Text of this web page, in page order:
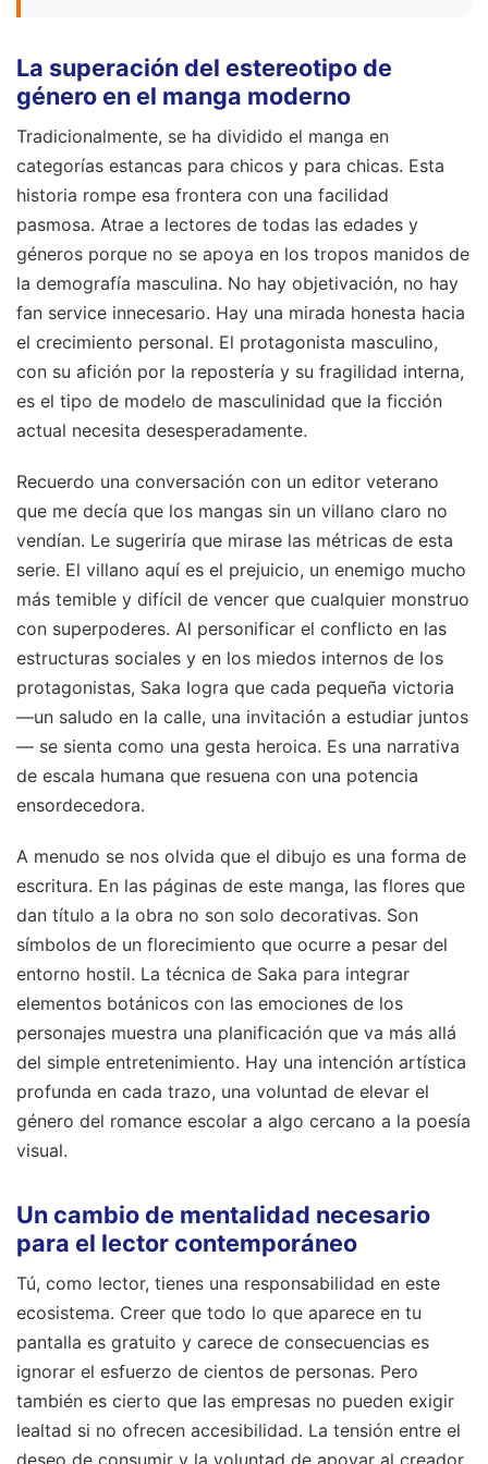
La superación del estereotipo de
género en el manga moderno
Tradicionalmente, se ha dividido el manga en
categorías estancas para chicos y para chicas. Esta
historia rompe esa frontera con una facilidad
pasmosa. Atrae a lectores de todas las edades y
géneros porque no se apoya en los tropos manidos de
la demografía masculina. No hay objetivación, no hay
fan service innecesario. Hay una mirada honesta hacia
el crecimiento personal. El protagonista masculino,
con su afición por la repostería y su fragilidad interna,
es el tipo de modelo de masculinidad que la ficción
actual necesita desesperadamente.
Recuerdo una conversación con un editor veterano
que me decía que los mangas sin un villano claro no
vendían. Le sugeriría que mirase las métricas de esta
serie. El villano aquí es el prejuicio, un enemigo mucho
más temible y difícil de vencer que cualquier monstruo
con superpoderes. Al personificar el conflicto en las
estructuras sociales y en los miedos internos de los
protagonistas, Saka logra que cada pequeña victoria
—un saludo en la calle, una invitación a estudiar juntos
— se sienta como una gesta heroica. Es una narrativa
de escala humana que resuena con una potencia
ensordecedora.
A menudo se nos olvida que el dibujo es una forma de
escritura. En las páginas de este manga, las flores que
dan título a la obra no son solo decorativas. Son
símbolos de un florecimiento que ocurre a pesar del
entorno hostil. La técnica de Saka para integrar
elementos botánicos con las emociones de los
personajes muestra una planificación que va más allá
del simple entretenimiento. Hay una intención artística
profunda en cada trazo, una voluntad de elevar el
género del romance escolar a algo cercano a la poesía
visual.
Un cambio de mentalidad necesario
para el lector contemporáneo
Tú, como lector, tienes una responsabilidad en este
ecosistema. Creer que todo lo que aparece en tu
pantalla es gratuito y carece de consecuencias es
ignorar el esfuerzo de cientos de personas. Pero
también es cierto que las empresas no pueden exigir
lealtad si no ofrecen accesibilidad. La tensión entre el
deseo de consumir y la voluntad de apoyar al creador